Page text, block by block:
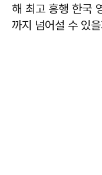
해 최고 흥행 한국
까지 넘어설 수 있